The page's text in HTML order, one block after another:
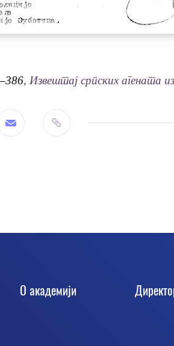
, Извештај српских агената
О академији